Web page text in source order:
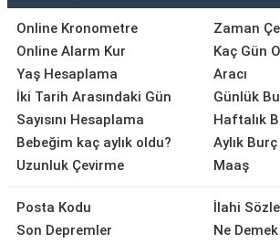
Online Kronometre
Online Alarm Kur
Yaş Hesaplama
İki Tarih Arasındaki Gün
Sayısını Hesaplama
Bebeğim kaç aylık oldu?
Uzunluk Çevirme
Zaman
Kaç Gün
Aracı
Günlük
Haftalık
Aylık
Maaş
Posta Kodu
Son Depremler
İlahi
Ne Demek